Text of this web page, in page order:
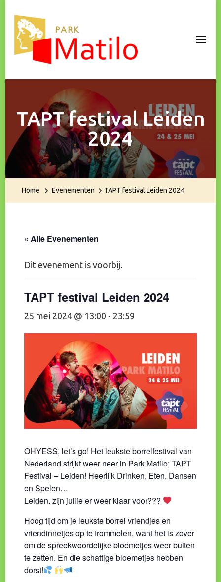
Park Matilo
TAPT festival Leiden
2024
Home Evenementen TAPT festival Leiden 2024
« Alle Evenementen
Dit evenement is voorbij.
TAPT festival Leiden 2024
25 mei 2024 @ 13:00 - 23:59
OHYESS, let’s go! Het leukste borrelfestival van
Nederland strijkt weer neer in Park Matilo; TAPT
Festival – Leiden! Heerlijk Drinken, Eten, Dansen
en Spelen…
Leiden, zijn jullie er weer klaar voor???
Hoog tijd om je leukste borrel vriendjes en
vriendinnetjes op te trommelen, want het is zover
om de spreekwoordelijke bloemetjes weer buiten
te zetten. En die schattige bloemetjes hebben
dorst!